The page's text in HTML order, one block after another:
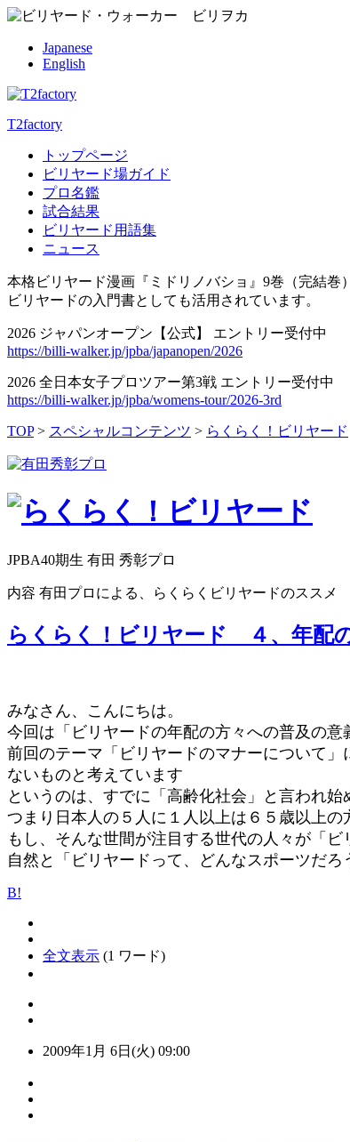
Japanese
English
T2factory
トップページ
ビリヤード場ガイド
プロ名鑑
試合結果
ビリヤード用語集
ニュース
本格ビリヤード漫画『ミドリノバショ』9巻（完結巻
ビリヤードの入門書としても活用されています。
2026 ジャパンオープン【公式】 エントリー受付中
https://billi-walker.jp/jpba/japanopen/2026
2026 全日本女子プロツアー第3戦 エントリー受付中
https://billi-walker.jp/jpba/womens-tour/2026-3rd
TOP> スペシャルコンテンツ > らくらく！ビリヤード
JPBA40期生 有田 秀彰プロ
内容 有田プロによる、らくらくビリヤードのススメ
らくらく！ビリヤード ４、年配
みなさん、こんにちは。
今回は「ビリヤードの年配の方々への普及の意
前回のテーマ「ビリヤードのマナーについて
ないものと考えています
というのは、すでに「高齢化社会」と言われ
つまり日本人の５人に１人以上は６５歳以上
もし、そんな世間が注目する世代の人々が「
自然と「ビリヤードって、どんなスポーツだ
B!
全文表示 (1 ワード)
2009年1月 6日(火) 09:00